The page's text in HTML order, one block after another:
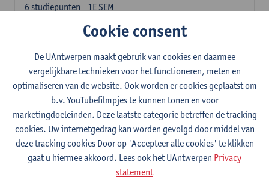
1E SEM
6 studiepunten
1E SEM
studiepunten
Lesgever(s):
Jan Sijbers
Algemene chemie m.i.v. labovaardigheden
1E SEM
7studiepunten
Lesgever(s):
Frank Blockhuys Christophe De Bie
Studium generale in de biomedische wetenschappen deel
1: onderzoek in de levenswetenschappen
Cookie consent
De UAntwerpen maakt gebruik van cookies en daarmee
vergelijkbare technieken voor het functioneren, meten en
optimaliseren van de website. Ook worden er cookies geplaatst om
b.v. YouTubefilmpjes te kunnen tonen en voor
marketingdoeleinden. Deze laatste categorie betreffen de tracking
cookies. Uw internetgedrag kan worden gevolgd door middel van
deze tracking cookies Door op 'Accepteer alle cookies' te klikken
gaat u hiermee akkoord. Lees ook het UAntwerpen Privacy
statement